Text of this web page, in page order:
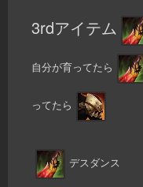
3rdアイテム
自分が育ってたら
ってたら
デスダンス